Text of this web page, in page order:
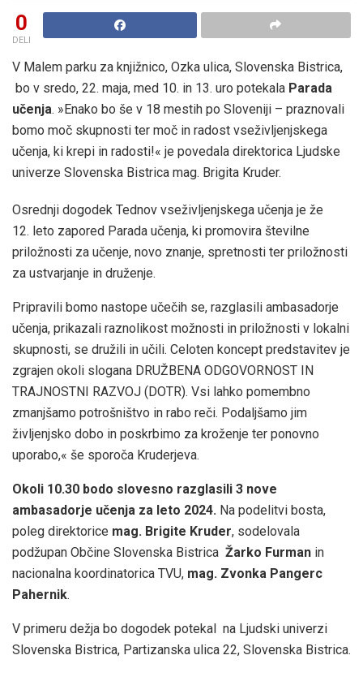
0
DELI
V Malem parku za knjižnico, Ozka ulica, Slovenska Bistrica,
bo v sredo, 22. maja, med 10. in 13. uro potekala Parada
učenja. »Enako bo še v 18 mestih po Sloveniji – praznovali
bomo moč skupnosti ter moč in radost vseživljenjskega
učenja, ki krepi in radosti!« je povedala direktorica Ljudske
univerze Slovenska Bistrica mag. Brigita Kruder.
Osrednji dogodek Tednov vseživljenjskega učenja je že
12. leto zapored Parada učenja, ki promovira številne
priložnosti za učenje, novo znanje, spretnosti ter priložnosti
za ustvarjanje in druženje.
Pripravili bomo nastope učečih se, razglasili ambasadorje
učenja, prikazali raznolikost možnosti in priložnosti v lokalni
skupnosti, se družili in učili. Celoten koncept predstavitev je
zgrajen okoli slogana DRUŽBENA ODGOVORNOST IN
TRAJNOSTNI RAZVOJ (DOTR). Vsi lahko pomembno
zmanjšamo potrošništvo in rabo reči. Podaljšamo jim
življenjsko dobo in poskrbimo za kroženje ter ponovno
uporabo,« še sporoča Kruderjeva.
Okoli 10.30 bodo slovesno razglasili 3 nove
ambasadorje učenja za leto 2024. Na podelitvi bosta,
poleg direktorice mag. Brigite Kruder, sodelovala
podžupan Občine Slovenska Bistrica Žarko Furman in
nacionalna koordinatorica TVU, mag. Zvonka Pangerc
Pahernik.
V primeru dežja bo dogodek potekal na Ljudski univerzi
Slovenska Bistrica, Partizanska ulica 22, Slovenska Bistrica.